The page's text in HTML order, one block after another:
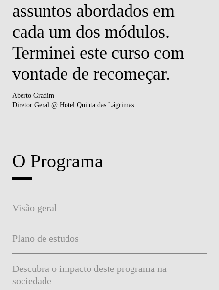
assuntos abordados em
cada um dos módulos.
Terminei este curso com
vontade de recomeçar.
Aberto Gradim
Diretor Geral @ Hotel Quinta das Lágrimas
O Programa
Visão geral
Plano de estudos
Descubra o impacto deste programa na
sociedade